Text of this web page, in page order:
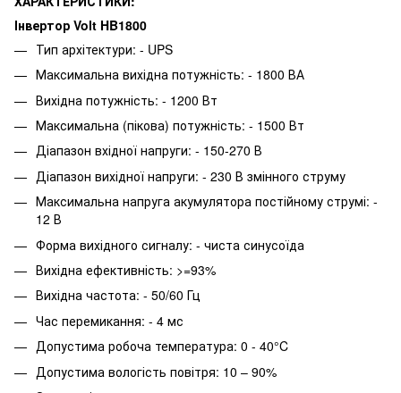
Інвертор Volt HB1800
Тип архітектури: - UPS
Максимальна вихідна потужність: - 1800 ВА
Вихідна потужність: - 1200 Вт
Максимальна (пікова) потужність: - 1500 Вт
Діапазон вхідної напруги: - 150-270 В
Діапазон вихідної напруги: - 230 В змінного струму
Максимальна напруга акумулятора постійному струмі: -
12 В
Форма вихідного сигналу: - чиста синусоїда
Вихідна ефективність: >=93%
Вихідна частота: - 50/60 Гц
Час перемикання: - 4 мс
Допустима робоча температура: 0 - 40°C
Допустима вологість повітря: 10 – 90%